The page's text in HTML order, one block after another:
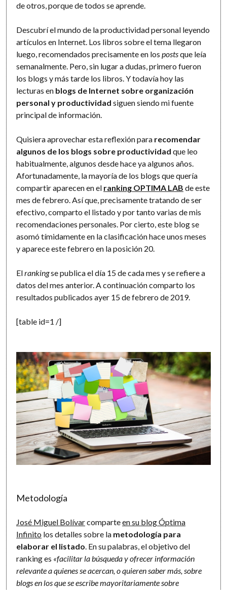
de otros, porque de todos se aprende.
Descubrí el mundo de la productividad personal leyendo
artículos en Internet. Los libros sobre el tema llegaron
luego, recomendados precisamente en lospostsque leía
semanalmente. Pero, sin lugar a dudas, primero fueron
los blogs y más tarde los libros. Y todavía hoy las
lecturas en blogs de Internet sobre organización
personal y productividad siguen siendo mi fuente
principal de información.
Quisiera aprovechar esta reflexión para recomendar
algunos de los blogs sobre productividad que leo
habitualmente, algunos desde hace ya algunos años.
Afortunadamente, la mayoría de los blogs que quería
compartir aparecen en el ranking OPTIMA LAB de este
mes de febrero. Así que, precisamente tratando de ser
efectivo, comparto el listado y por tanto varias de mis
recomendaciones personales. Por cierto, este blog se
asomó tímidamente en la clasificación hace unos meses
y aparece este febrero en la posición 20.
Elrankingse publica el día 15 de cada mes y se refiere a
datos del mes anterior. A continuación comparto los
resultados publicados ayer 15 de febrero de 2019.
[table id=1 /]
Metodología
José Miguel Bolívarcomparteen su blog Óptima
Infinito los detalles sobre la metodología para
elaborar el listado. En su palabras, el objetivo del
ranking es «facilitar la búsqueda y ofrecer información
relevante a quienes se acercan, o quieren saber más, sobre
blogs en los que se escribe mayoritariamente sobre